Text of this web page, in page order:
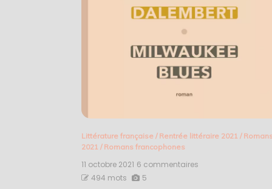
Littérature française / Rentrée littéraire 2021 / Romans
2021 / Romans francophones
11 octobre 2021 6 commentaires
494 mots 5